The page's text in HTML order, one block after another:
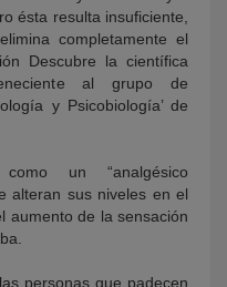
ésta resulta insuficiente,
completamente el
Descubre la científica
al grupo de
y Psicobiología’ de
un “analgésico
alteran sus niveles en el
aumento de la sensación
personas que padecen